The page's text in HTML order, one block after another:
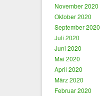
November 2020
Oktober 2020
September 2020
Juli 2020
Juni 2020
Mai 2020
April 2020
März 2020
Februar 2020